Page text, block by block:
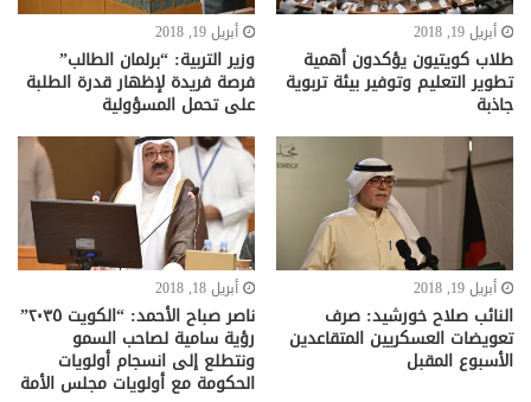
أبريل 19, 2018
طلاب كويتيون يؤكدون أهمية
تطوير التعليم وتوفير بيئة تربوية
جاذبة
أبريل 19, 2018
وزير التربية: “برلمان الطالب”
فرصة فريدة لإظهار قدرة الطلبة
على تحمل المسؤولية
أبريل 19, 2018
النائب صلاح خورشيد: صرف
تعويضات العسكريين المتقاعدين
الأسبوع المقبل
أبريل 18, 2018
ناصر صباح الأحمد: “الكويت ٢٠٣٥”
رؤية سامية لصاحب السمو
ونتطلع إلى انسجام أولويات
الحكومة مع أولويات مجلس الأمة